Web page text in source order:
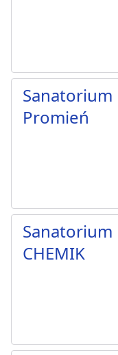
Promień
CHEMIK